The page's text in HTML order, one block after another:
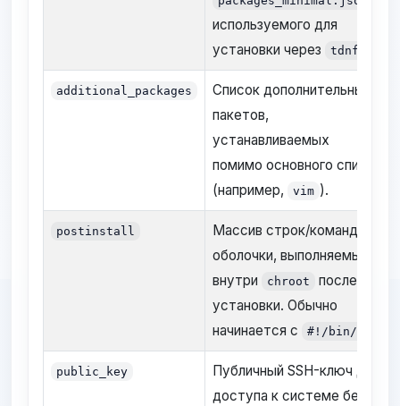
используемого для
установки через
tdnf
additional_packages
Список дополнительных
пакетов,
устанавливаемых
помимо основного списка
(например,
vim ).
postinstall
Массив строк/команд
оболочки, выполняемых
внутри
chroot
после
установки. Обычно
начинается с
#!/bin/sh
public_key
Публичный SSH-ключ для
доступа к системе без